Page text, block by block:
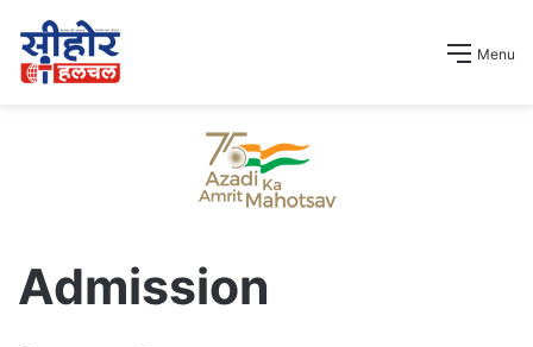
Menu
Admission